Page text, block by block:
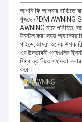
আপনি কি আপনার বাড়িতে
খুঁজছেন?DM AWNING
AWNING নামে পরিচিত,
ইনস্টল করা সহজ
গাইডে,আমরা অনেক
এর উদ্ভাবনী পণ্যগুলির
সিদ্ধান্ত নিতে সহায়তা
করে।